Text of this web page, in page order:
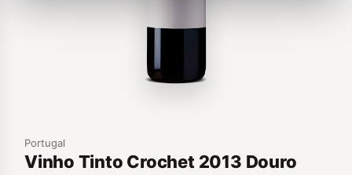
Portugal
Vinho Tinto Crochet 2013 Douro